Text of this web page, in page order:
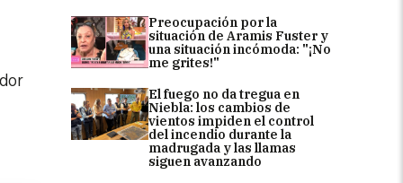
Preocupación por la
situación de Aramis Fuster y
una situación incómoda: "¡No
me grites!"
El fuego no da tregua en
Niebla: los cambios de
vientos impiden el control
del incendio durante la
madrugada y las llamas
siguen avanzando